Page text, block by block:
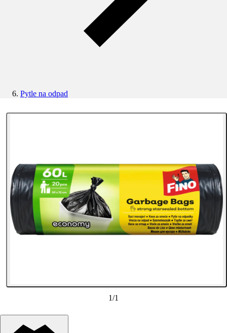
Pytle na odpad
1/1